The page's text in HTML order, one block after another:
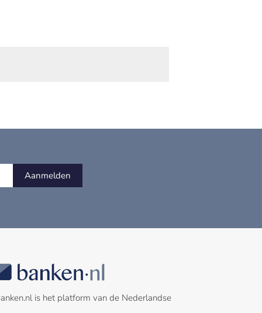
Aanmelden
is het platform van de Nederlandse